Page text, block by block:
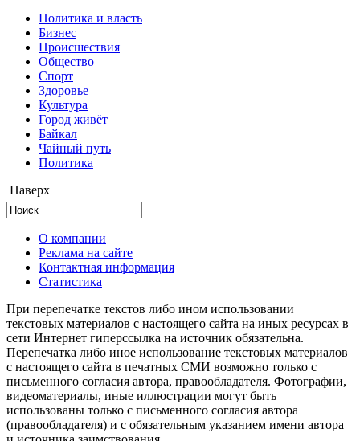
Политика и власть
Бизнес
Происшествия
Общество
Cпорт
Здоровье
Культура
Город живёт
Байкал
Чайный путь
Политика
Наверх
О компании
Реклама на сайте
Контактная информация
Статистика
При перепечатке текстов либо ином использовании
текстовых материалов с настоящего сайта на иных ресурсах в
сети Интернет гиперссылка на источник обязательна.
Перепечатка либо иное использование текстовых материалов
с настоящего сайта в печатных СМИ возможно только с
письменного согласия автора, правообладателя. Фотографии,
видеоматериалы, иные иллюстрации могут быть
использованы только с письменного согласия автора
(правообладателя) и с обязательным указанием имени автора